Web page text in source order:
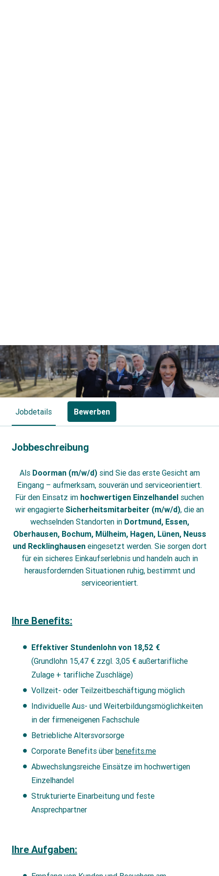
Jobdetails Bewerben
Jobbeschreibung
Als Doorman (m/w/d)sind Sie das erste Gesicht am
Eingang – aufmerksam, souverän und serviceorientiert.
Für den Einsatz im hochwertigen Einzelhandel suchen
wir engagierte Sicherheitsmitarbeiter (m/w/d), die an
wechselnden Standorten in Dortmund, Essen,
Oberhausen, Bochum, Mülheim, Hagen, Lünen, Neuss
und Recklinghauseneingesetzt werden. Sie sorgen dort
für ein sicheres Einkaufserlebnis und handeln auch in
herausfordernden Situationen ruhig, bestimmt und
serviceorientiert.
Ihre Benefits:
Effektiver Stundenlohn von 18,52 €
(Grundlohn 15,47 € zzgl. 3,05 € außertarifliche
Zulage + tarifliche Zuschläge)
Vollzeit- oder Teilzeitbeschäftigung möglich
Individuelle Aus- und Weiterbildungsmöglichkeiten
in der firmeneigenen Fachschule
Betriebliche Altersvorsorge
Corporate Benefits über benefits.me
Abwechslungsreiche Einsätze im hochwertigen
Einzelhandel
Strukturierte Einarbeitung und feste
Ansprechpartner
Ihre Aufgaben: